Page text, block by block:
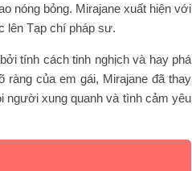
nóng bỏng. Mirajane xuất hiện với
lên Tạp chí pháp sư.
tính cách tinh nghịch và hay phá
ràng của em gái, Mirajane đã thay
người xung quanh và tình cảm yêu